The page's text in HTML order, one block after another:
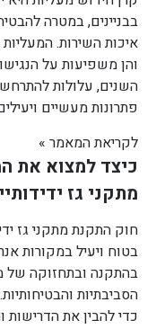
בבניינים, במטרה
איכות השירות.
והן משפיעות על
השנים, עלולות להתרחש
פתרונות מעשיים
לקריאת המאמר »
כיצד למצוא את
מתקני גז
חוק התקנת מתקני גז
בטוח ויעיל במקורות
בהתקנה ובתחזוקה של
הסביבתיות
כדי להבין את הדרישות